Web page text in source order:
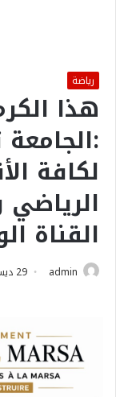
رياضة
هذا
لكافة
الرياضي
القناة
admin 29 ديسمبر 2022